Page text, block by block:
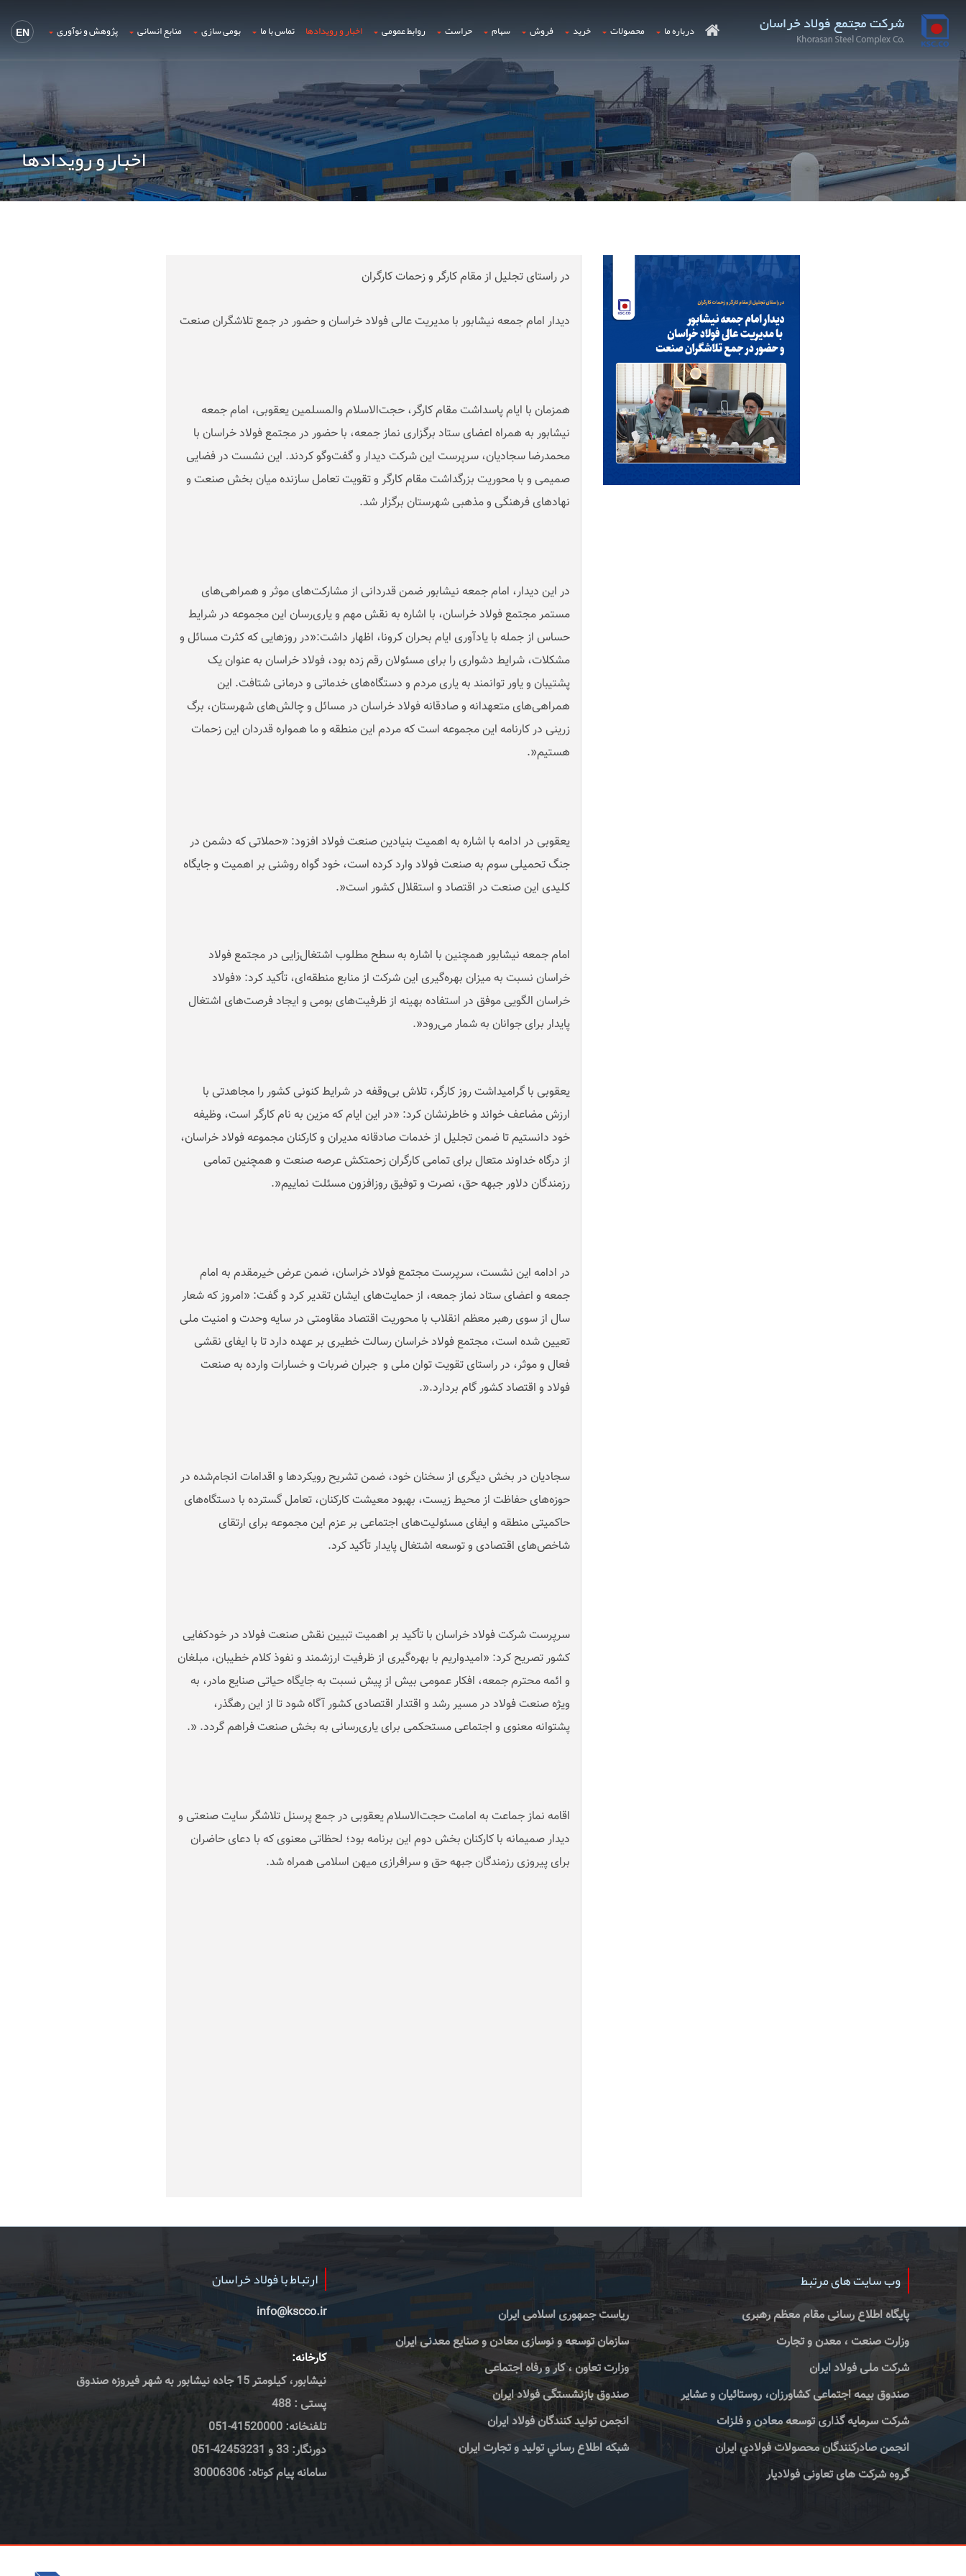
EN درباره ما محصولات خرید فروش سهام حراست روابط عمومی اخبار و رویدادها تماس با ما بومی سازی منابع انسانی پژوهش و نوآوری
اخبار و رویدادها
در راستای تجلیل از مقام کارگر و زحمات کارگران
دیدار امام جمعه نیشابور با مدیریت عالی فولاد خراسان و حضور در جمع تلاشگران صنعت
همزمان با ایام پاسداشت مقام کارگر، حجت‌الاسلام والمسلمین یعقوبی، امام جمعه
نیشابور به همراه اعضای ستاد برگزاری نماز جمعه، با حضور در مجتمع فولاد خراسان با
محمدرضا سجادیان، سرپرست این شرکت دیدار و گفت‌وگو کردند. این نشست در فضایی
صمیمی و با محوریت بزرگداشت مقام کارگر و تقویت تعامل سازنده میان بخش صنعت و
نهادهای فرهنگی و مذهبی شهرستان برگزار شد.
در این دیدار، امام جمعه نیشابور ضمن قدردانی از مشارکت‌های موثر و همراهی‌های
مستمر مجتمع فولاد خراسان، با اشاره به نقش مهم و یاری‌رسان این مجموعه در شرایط
حساس از جمله با یادآوری ایام بحران کرونا، اظهار داشت:«در روزهایی که کثرت مسائل و
مشکلات، شرایط دشواری را برای مسئولان رقم زده بود، فولاد خراسان به عنوان یک
پشتیبان و یاور توانمند به یاری مردم و دستگاه‌های خدماتی و درمانی شتافت. این
همراهی‌های متعهدانه و صادقانه فولاد خراسان در مسائل و چالش‌های شهرستان، برگ
زرینی در کارنامه این مجموعه است که مردم این منطقه و ما همواره قدردان این زحمات
هستیم.»
یعقوبی در ادامه با اشاره به اهمیت بنیادین صنعت فولاد افزود: «حملاتی که دشمن در
جنگ تحمیلی سوم به صنعت فولاد وارد کرده است، خود گواه روشنی بر اهمیت و جایگاه
کلیدی این صنعت در اقتصاد و استقلال کشور است.»
امام جمعه نیشابور همچنین با اشاره به سطح مطلوب اشتغال‌زایی در مجتمع فولاد
خراسان نسبت به میزان بهره‌گیری این شرکت از منابع منطقه‌ای، تأکید کرد: «فولاد
خراسان الگویی موفق در استفاده بهینه از ظرفیت‌های بومی و ایجاد فرصت‌های اشتغال
پایدار برای جوانان به شمار می‌رود.»
یعقوبی با گرامیداشت روز کارگر، تلاش بی‌وقفه در شرایط کنونی کشور را مجاهدتی با
ارزش مضاعف خواند و خاطرنشان کرد: «در این ایام که مزین به نام کارگر است، وظیفه
خود دانستیم تا ضمن تجلیل از خدمات صادقانه مدیران و کارکنان مجموعه فولاد خراسان،
از درگاه خداوند متعال برای تمامی کارگران زحمتکش عرصه صنعت و همچنین تمامی
رزمندگان دلاور جبهه حق، نصرت و توفیق روزافزون مسئلت نماییم.»
در ادامه این نشست، سرپرست مجتمع فولاد خراسان، ضمن عرض خیرمقدم به امام
جمعه و اعضای ستاد نماز جمعه، از حمایت‌های ایشان تقدیر کرد و گفت: «امروز که شعار
سال از سوی رهبر معظم انقلاب با محوریت اقتصاد مقاومتی در سایه وحدت و امنیت ملی
تعیین شده است، مجتمع فولاد خراسان رسالت خطیری بر عهده دارد تا با ایفای نقشی
فعال و موثر، در راستای تقویت توان ملی و جبران ضربات و خسارات وارده به صنعت
فولاد و اقتصاد کشور گام بردارد..»
سجادیان در بخش دیگری از سخنان خود، ضمن تشریح رویکردها و اقدامات انجام‌شده در
حوزه‌های حفاظت از محیط زیست، بهبود معیشت کارکنان، تعامل گسترده با دستگاه‌های
حاکمیتی منطقه و ایفای مسئولیت‌های اجتماعی بر عزم این مجموعه برای ارتقای
شاخص‌های اقتصادی و توسعه اشتغال پایدار تأکید کرد.
سرپرست شرکت فولاد خراسان با تأکید بر اهمیت تبیین نقش صنعت فولاد در خودکفایی
کشور تصریح کرد: «امیدواریم با بهره‌گیری از ظرفیت ارزشمند و نفوذ کلام خطیبان، مبلغان
و ائمه محترم جمعه، افکار عمومی بیش از پیش نسبت به جایگاه حیاتی صنایع مادر، به
ویژه صنعت فولاد در مسیر رشد و اقتدار اقتصادی کشور آگاه شود تا از این رهگذر،
پشتوانه معنوی و اجتماعی مستحکمی برای یاری‌رسانی به بخش صنعت فراهم گردد.» .
اقامه نماز جماعت به امامت حجت‌الاسلام یعقوبی در جمع پرسنل تلاشگر سایت صنعتی و
دیدار صمیمانه با کارکنان بخش دوم این برنامه بود؛ لحظاتی معنوی که با دعای حاضران
برای پیروزی رزمندگان جبهه حق و سرافرازی میهن اسلامی همراه شد.
ارتباط با فولاد خراسان
info@kscco.ir
کارخانه:
نیشابور، کیلومتر 15 جاده نیشابور به شهر فیروزه صندوق
پستی : 488
تلفنخانه: 41520000-051
دورنگار: 33 و 42453231-051
سامانه پیام کوتاه: 30006306
وب سایت های مرتبط
پایگاه اطلاع رسانی مقام معظم رهبری
ریاست جمهوری اسلامی ایران
وزارت صنعت ، معدن و تجارت
سازمان توسعه و نوسازی معادن و صنایع معدنی ایران
شرکت ملی فولاد ایران
وزارت تعاون ، کار و رفاه اجتماعی
صندوق بیمه اجتماعی کشاورزان، روستائیان و عشایر
صندوق بازنشستگی فولاد ایران
شرکت سرمایه گذاری توسعه معادن و فلزات
انجمن تولید کنندگان فولاد ایران
انجمن صادركنندگان محصولات فولادي ايران
شبكه اطلاع رساني توليد و تجارت ايران
گروه شرکت های تعاونی فولادیار